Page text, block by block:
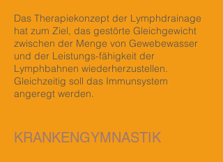
Das Therapiekonzept der Lymphdrainage
hat zum Ziel, das gestörte Gleichgewicht
zwischen der Menge von Gewebewasser
und der Leistungs-fähigkeit der
Lymphbahnen wiederherzustellen.
Gleichzeitig soll das Immunsystem
angeregt werden.
KRANKENGYMNASTIK